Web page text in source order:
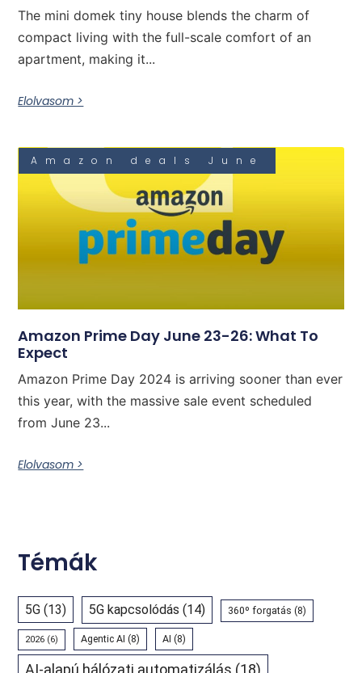
The mini domek tiny house blends the charm of
compact living with the full-scale comfort of an
apartment, making it...
Elolvasom >
Amazon deals June
Amazon Prime Day June 23-26: What To
Expect
Amazon Prime Day 2024 is arriving sooner than ever
this year, with the massive sale event scheduled
from June 23...
Elolvasom >
Témák
5G (13) 5G kapcsolódás (14) 360º forgatás (8)
2026 (6) Agentic AI (8) AI (8)
AI-alapú hálózati automatizálás (18)